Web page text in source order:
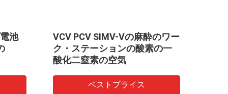
池
VCV PCV SIMV-Vの麻酔のワー
ク・ステーションの酸素の一
酸化二窒素の空気
ベストプライス